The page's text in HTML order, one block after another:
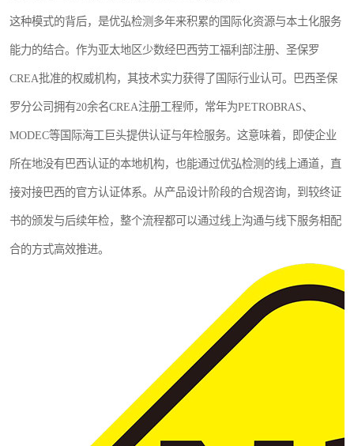
这种模式的背后，是优弘检测多年来积累的国际化资源与本土化服务
能力的结合。作为亚太地区少数经巴西劳工福利部注册、圣保罗
CREA批准的权威机构，其技术实力获得了国际行业认可。巴西圣保
罗分公司拥有20余名CREA注册工程师，常年为PETROBRAS、
MODEC等国际海工巨头提供认证与年检服务。这意味着，即使企业
所在地没有巴西认证的本地机构，也能通过优弘检测的线上通道，直
接对接巴西的官方认证体系。从产品设计阶段的合规咨询，到较终证
书的颁发与后续年检，整个流程都可以通过线上沟通与线下服务相配
合的方式高效推进。